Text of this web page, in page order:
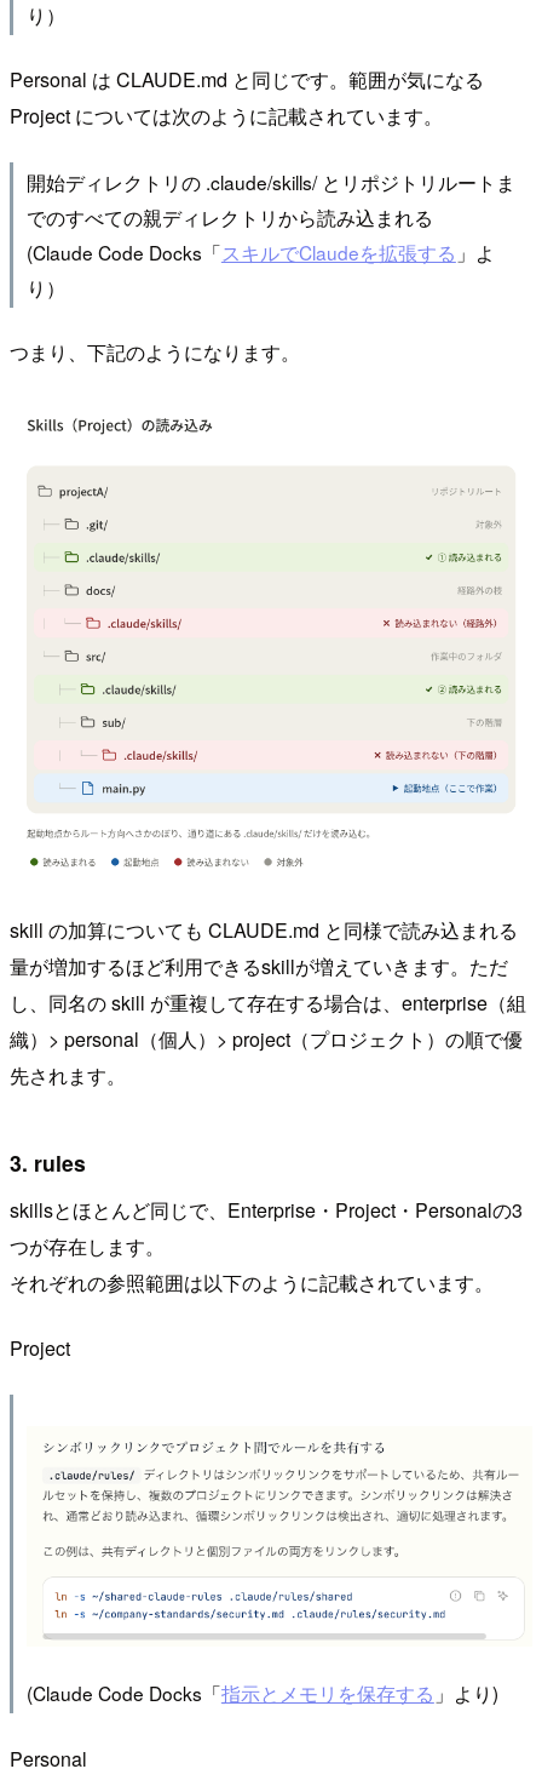
り）
Personal は CLAUDE.md と同じです。範囲が気になる
Project については次のように記載されています。
開始ディレクトリの .claude/skills/ とリポジトリルートま
でのすべての親ディレクトリから読み込まれる
(Claude Code Docks「スキルでClaudeを拡張する 」よ
り）
つまり、下記のようになります。
skill の加算についても CLAUDE.md と同様で読み込まれる
量が増加するほど利用できるskillが増えていきます。ただ
し、同名の skill が重複して存在する場合は、enterprise（組
織）> personal（個人）> project（プロジェクト）の順で優
先されます。
3. rules
skillsとほとんど同じで、Enterprise・Project・Personalの3
つが存在します。
それぞれの参照範囲は以下のように記載されています。
Project
(Claude Code Docks「指示とメモリを保存する 」より)
Personal